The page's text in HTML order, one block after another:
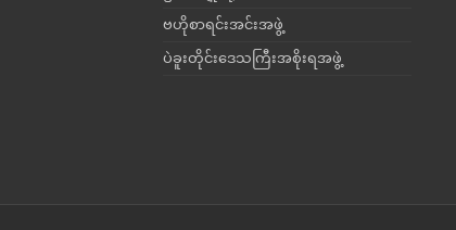
ဗဟိုစာရင်းအင်းအဖွဲ့
ပဲခူးတိုင်းဒေသကြီးအစိုးရအဖွဲ့